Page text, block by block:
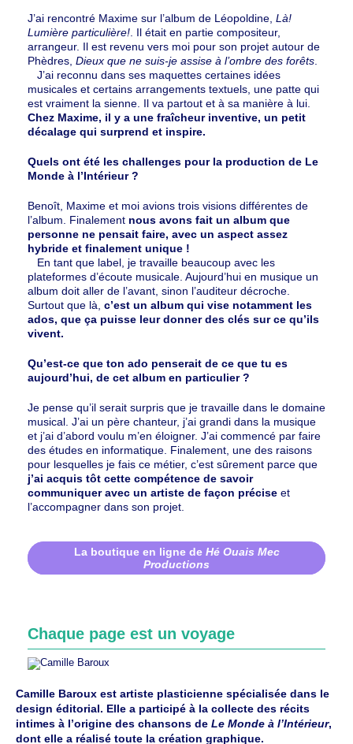
J’ai rencontré Maxime sur l’album de Léopoldine, Là!
Lumière particulière! . Il était en partie compositeur,
arrangeur. Il est revenu vers moi pour son projet autour de
Phèdres, Dieux que ne suis-je assise à l’ombre des forêts
J’ai reconnu dans ses maquettes certaines idées
musicales et certains arrangements textuels, une patte qui
est vraiment la sienne. Il va partout et à sa manière à lui.
Chez Maxime, il y a une fraîcheur inventive, un petit
décalage qui surprend et inspire.
Quels ont été les challenges pour la production de Le
Monde à l’Intérieur ?
Benoît, Maxime et moi avions trois visions différentes de
l’album. Finalement nous avons fait un album que
personne ne pensait faire, avec un aspect assez
hybride et finalement unique !
En tant que label, je travaille beaucoup avec les
plateformes d’écoute musicale. Aujourd’hui en musique un
album doit aller de l’avant, sinon l’auditeur décroche.
Surtout que là, c’est un album qui vise notamment les
ados, que ça puisse leur donner des clés sur ce qu’ils
vivent.
Qu’est-ce que ton ado penserait de ce que tu es
aujourd’hui, de cet album en particulier ?
Je pense qu’il serait surpris que je travaille dans le domaine
musical. J’ai un père chanteur, j’ai grandi dans la musique
et j’ai d’abord voulu m’en éloigner. J’ai commencé par faire
des études en informatique. Finalement, une des raisons
pour lesquelles je fais ce métier, c’est sûrement parce que
j’ai acquis tôt cette compétence de savoir
communiquer avec un artiste de façon précise et
l’accompagner dans son projet.
La boutique en ligne de Hé Ouais Mec
Productions
Chaque page est un voyage
Camille Baroux est artiste plasticienne spécialisée dans le
design éditorial. Elle a participé à la collecte des récits
intimes à l’origine des chansons de Le Monde à l’Intérieur,
dont elle a réalisé toute la création graphique.